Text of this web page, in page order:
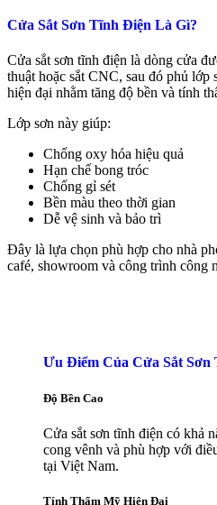
Cửa Sắt Sơn Tĩnh Điện Là Gì?
Cửa sắt sơn tĩnh điện là dòng cửa
thuật hoặc sắt CNC, sau đó phủ lớp
hiện đại nhằm tăng độ bền và tính
Lớp sơn này giúp:
Chống oxy hóa hiệu quả
Hạn chế bong tróc
Chống gỉ sét
Bền màu theo thời gian
Dễ vệ sinh và bảo trì
Đây là lựa chọn phù hợp cho nhà
café, showroom và công trình công
Ưu Điểm Của Cửa Sắt Sơn
Độ Bền Cao
Cửa sắt sơn tĩnh điện có khả
cong vênh và phù hợp với
tại Việt Nam.
Tính Thẩm Mỹ Hiện Đại